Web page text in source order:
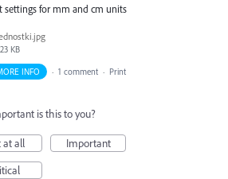
settings for mm and cm units
KB
INFO · 1 comment · Print
is this to you?
at all
Important